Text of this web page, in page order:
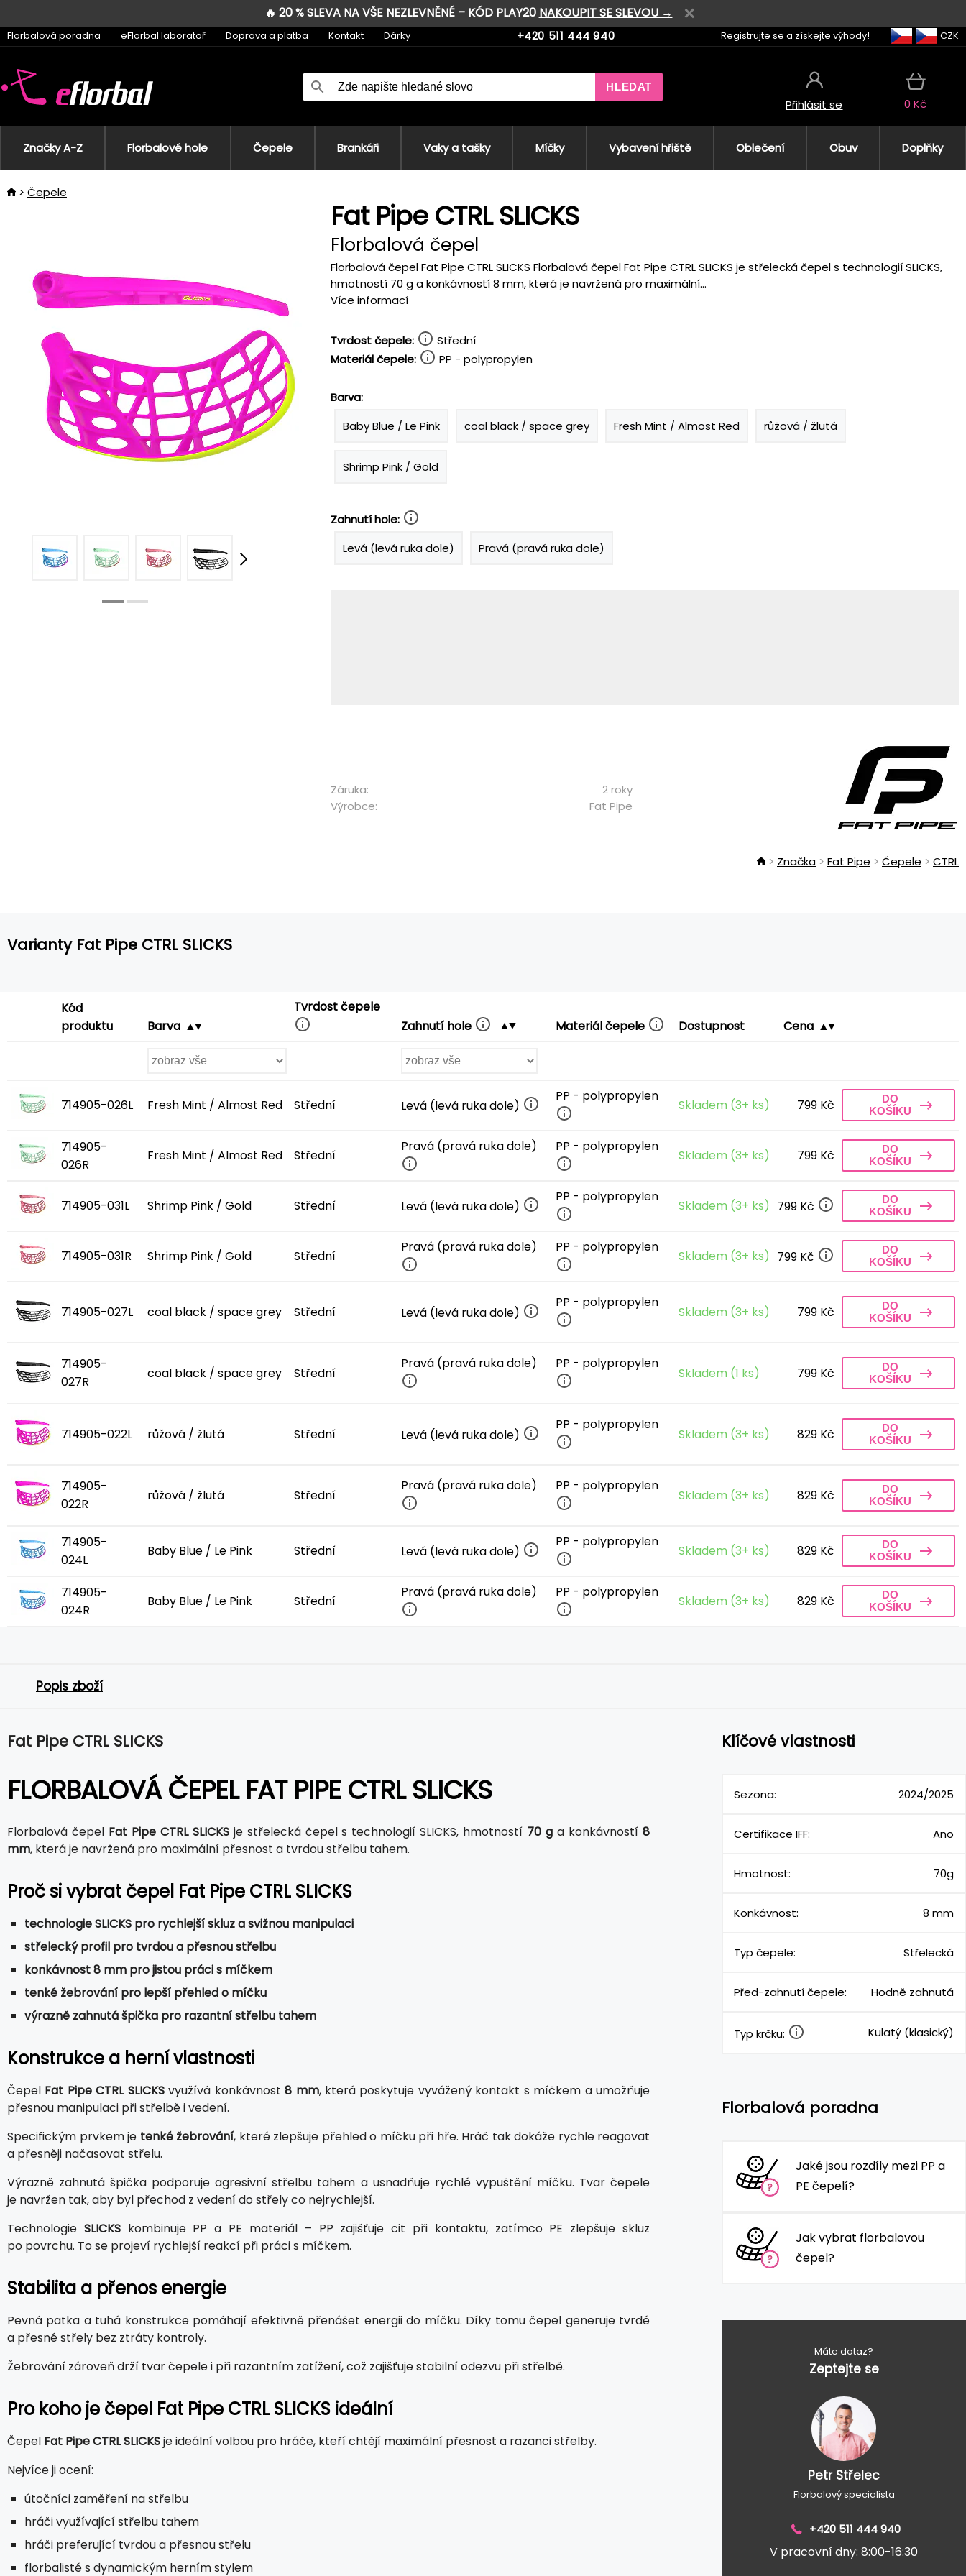
🔥 20 % SLEVA NA VŠE NEZLEVNĚNÉ – KÓD PLAY20 NAKOUPIT SE SLEVOU →
Florbalová poradna eFlorbal laboratoř Doprava a platba Kontakt Dárky +420 511 444 940 Registrujte se a získejte výhody! CZK
HLEDAT
Přihlásit se 0 Kč
Značky A-Z Florbalové hole Čepele Brankáři Vaky a tašky Míčky Vybavení hřiště Oblečení Obuv Doplňky
Čepele
Fat Pipe CTRL SLICKS
Florbalová čepel
Florbalová čepel Fat Pipe CTRL SLICKS Florbalová čepel Fat Pipe CTRL SLICKS je střelecká čepel s technologií SLICKS,
hmotností 70 g a konkávností 8 mm, která je navržená pro maximální...
Více informací
Tvrdost čepele:
Střední
Materiál čepele:
PP - polypropylen
Barva:
Baby Blue / Le Pink
coal black / space grey Fresh Mint / Almost Red růžová / žlutá
Shrimp Pink / Gold
Zahnutí hole:
Levá (levá ruka dole)
Pravá (pravá ruka dole)
Záruka:
2 roky
Výrobce:
Fat Pipe
Značka Fat Pipe Čepele CTRL
Varianty Fat Pipe CTRL SLICKS
Kód
produktu
Barva
Tvrdost čepele
Zahnutí hole
Materiál čepele Dostupnost Cena
714905-026L Fresh Mint / Almost Red Střední Levá (levá ruka dole)
PP - polypropylen
Skladem (3+ ks) 799 Kč
DO
KOŠÍKU
714905-
026R
Fresh Mint / Almost Red Střední
Pravá (pravá ruka dole) PP - polypropylen
Skladem (3+ ks) 799 Kč
DO
KOŠÍKU
714905-031L Shrimp Pink / Gold Střední Levá (levá ruka dole)
PP - polypropylen
Skladem (3+ ks) 799 Kč
DO
KOŠÍKU
714905-031R Shrimp Pink / Gold Střední
Pravá (pravá ruka dole) PP - polypropylen
Skladem (3+ ks) 799 Kč
DO
KOŠÍKU
714905-027L coal black / space grey Střední Levá (levá ruka dole)
PP - polypropylen
Skladem (3+ ks) 799 Kč
DO
KOŠÍKU
714905-
027R
coal black / space grey Střední
Pravá (pravá ruka dole) PP - polypropylen
Skladem (1 ks) 799 Kč
DO
KOŠÍKU
714905-022L růžová / žlutá Střední Levá (levá ruka dole)
PP - polypropylen
Skladem (3+ ks) 829 Kč
DO
KOŠÍKU
714905-
022R
růžová / žlutá Střední
Pravá (pravá ruka dole) PP - polypropylen
Skladem (3+ ks) 829 Kč
DO
KOŠÍKU
714905-
024L
Baby Blue / Le Pink Střední Levá (levá ruka dole)
PP - polypropylen
Skladem (3+ ks) 829 Kč
DO
KOŠÍKU
714905-
024R
Baby Blue / Le Pink Střední
Pravá (pravá ruka dole) PP - polypropylen
Skladem (3+ ks) 829 Kč
DO
KOŠÍKU
Popis zboží
Fat Pipe CTRL SLICKS
FLORBALOVÁ ČEPEL FAT PIPE CTRL SLICKS
Florbalová čepel Fat Pipe CTRL SLICKSje střelecká čepel s technologií SLICKS, hmotností 70 g a konkávností8
mm, která je navržená pro maximální přesnost a tvrdou střelbu tahem.
Proč si vybrat čepel Fat Pipe CTRL SLICKS
technologie SLICKS pro rychlejší skluz a svižnou manipulaci
střelecký profil pro tvrdou a přesnou střelbu
konkávnost 8 mm pro jistou práci s míčkem
tenké žebrování pro lepší přehled o míčku
výrazně zahnutá špička pro razantní střelbu tahem
Konstrukce a herní vlastnosti
Čepel Fat Pipe CTRL SLICKSvyužívá konkávnost8 mm, která poskytuje vyvážený kontakt s míčkem a umožňuje
přesnou manipulaci při střelbě i vedení.
Specifickým prvkem je tenké žebrování, které zlepšuje přehled o míčku při hře. Hráč tak dokáže rychle reagovat
a přesněji načasovat střelu.
Výrazně zahnutá špička podporuje agresivní střelbu tahem a usnadňuje rychlé vypuštění míčku. Tvar čepele
je navržen tak, aby byl přechod z vedení do střely co nejrychlejší.
Technologie SLICKSkombinuje PP a PE materiál – PP zajišťuje cit při kontaktu, zatímco PE zlepšuje skluz
po povrchu. To se projeví rychlejší reakcí při práci s míčkem.
Stabilita a přenos energie
Pevná patka a tuhá konstrukce pomáhají efektivně přenášet energii do míčku. Díky tomu čepel generuje tvrdé
a přesné střely bez ztráty kontroly.
Žebrování zároveň drží tvar čepele i při razantním zatížení, což zajišťuje stabilní odezvu při střelbě.
Pro koho je čepel Fat Pipe CTRL SLICKS ideální
Čepel Fat Pipe CTRL SLICKSje ideální volbou pro hráče, kteří chtějí maximální přesnost a razanci střelby.
Nejvíce ji ocení:
útočníci zaměření na střelbu
hráči využívající střelbu tahem
hráči preferující tvrdou a přesnou střelu
florbalisté s dynamickým herním stylem
Klíčové vlastnosti
Sezona: 2024/2025
Certifikace IFF: Ano
Hmotnost: 70g
Konkávnost: 8 mm
Typ čepele: Střelecká
Před-zahnutí čepele: Hodně zahnutá
Typ krčku: Kulatý (klasický)
Florbalová poradna
Jaké jsou rozdíly mezi PP a
PE čepelí?
Jak vybrat florbalovou
čepel?
Máte dotaz?
Zeptejte se
Petr Střelec
Florbalový specialista
+420 511 444 940
V pracovní dny: 8:00-16:30